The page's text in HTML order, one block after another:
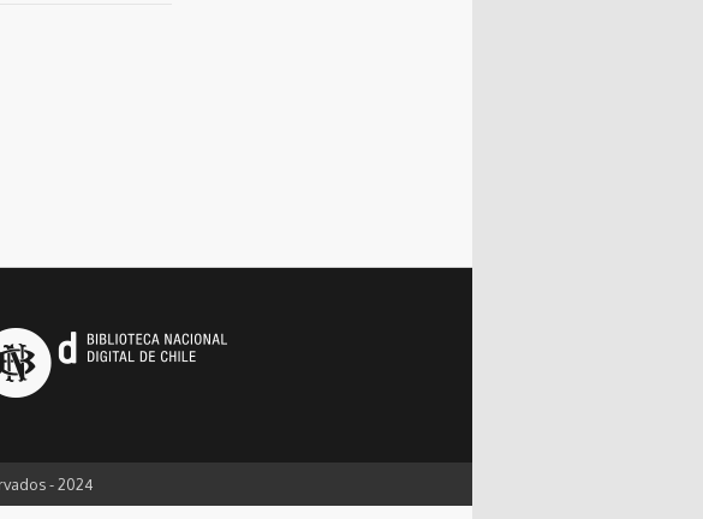
- 2024